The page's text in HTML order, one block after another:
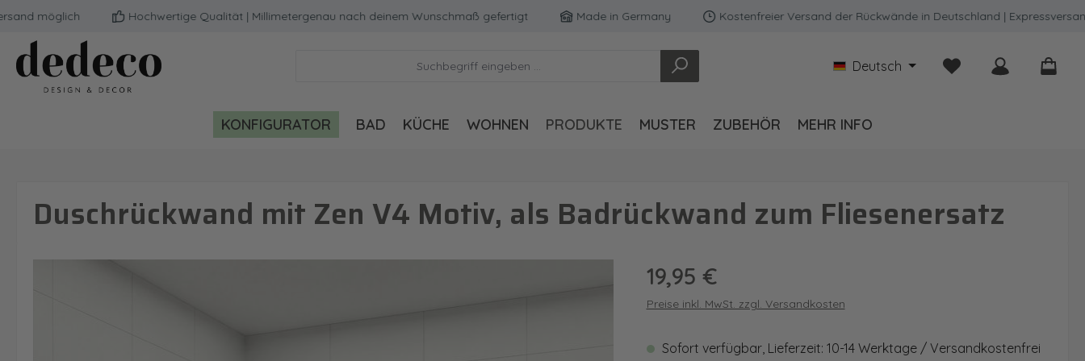
Hauptinhalt springen
Zur Suche springen
Zur Hauptnavigation springen
möglich Hochwertige Qualität | Millimetergenau nach deinem Wunschmaß gefertigt Made in Germany Kostenfreier Versand der Rückwände in Deutschland | Expressversand
Deutsch Du hast 0 Produkte
KONFIGURATOR BAD KÜCHE WOHNEN PRODUKTE MUSTER ZUBEHÖR MEHR INFO
Duschrückwand mit Zen V4 Motiv, als Badrückwand zum Fliesenersatz
Regulärer Preis:
19,95 €
Preise inkl. MwSt. zzgl. Versandkosten
Sofort verfügbar, Lieferzeit: 10-14 Werktage / Versandkostenfrei